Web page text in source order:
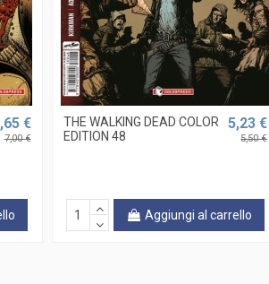
€
7,00 €
THE WALKING DEAD COLOR
EDITION 48
5,23 €
5,50 €
Aggiungi al carrello